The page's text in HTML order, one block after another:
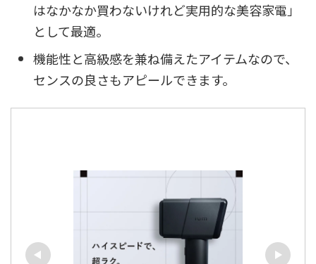
はなかなか買わないけれど実用的な美容家電」
として最適。
機能性と高級感を兼ね備えたアイテムなので、
センスの良さもアピールできます。